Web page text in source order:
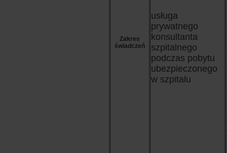
Zakres
świadczeń
usługa
prywatnego
konsultanta
szpitalnego
podczas pobytu
ubezpieczonego
w szpitalu